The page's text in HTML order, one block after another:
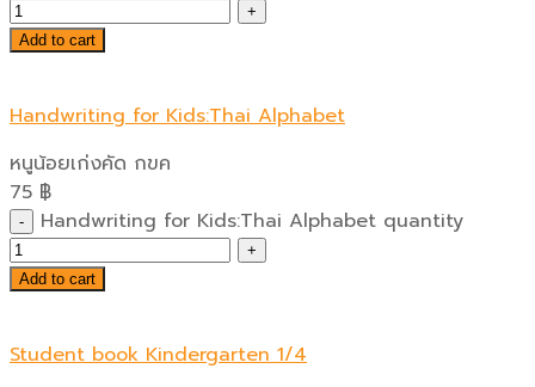
Add to cart
Handwriting for Kids:Thai Alphabet
หนูน้อยเก่งคัด กขค
75 ฿
Handwriting for Kids:Thai Alphabet quantity
Add to cart
Student book Kindergarten 1/4